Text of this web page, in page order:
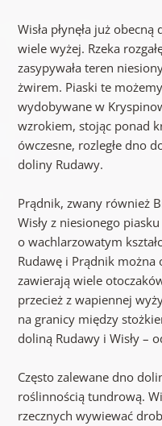
Wisła płynęła już
wiele wyżej. Rzeka
zasypywała teren
żwirem. Piaski te
wydobywane w
wzrokiem, stojąc ponad
ówczesne, rozległe dno
doliny Rudawy.
Prądnik, zwany również
Wisły z niesionego
o wachlarzowatym
Rudawę i Prądnik
zawierają wiele
przecież z wapiennej
na granicy między
doliną Rudawy i Wisły –
Często zalewane dno
roślinnością tundrową.
rzecznych wywiewać